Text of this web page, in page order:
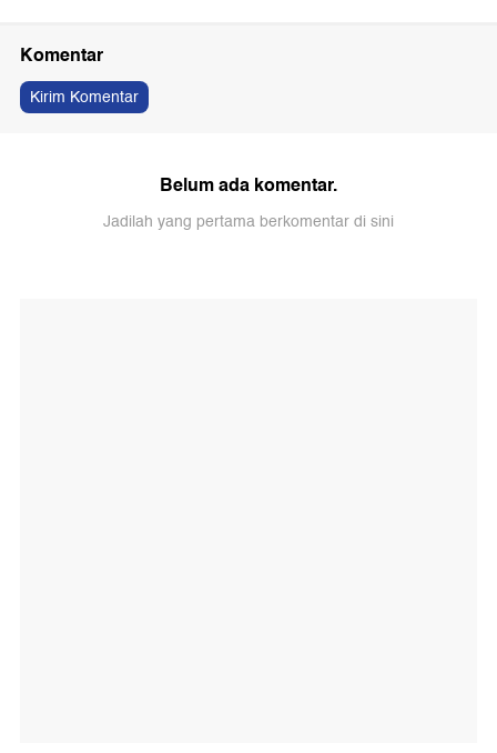
Komentar
Kirim Komentar
Belum ada komentar.
Jadilah yang pertama berkomentar di sini